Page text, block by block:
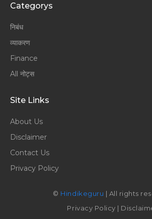
Categorys
निबंध
व्याकरण
Finance
All नोट्स
Site Links
About Us
Disclaimer
Contact Us
Privacy Policy
© Hindikeguru | All rights
Privacy Policy |